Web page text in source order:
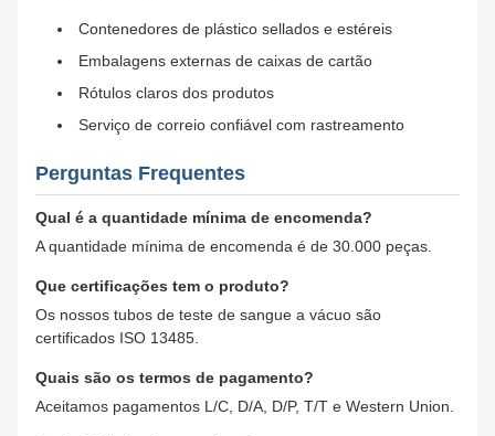
Contenedores de plástico sellados e estéreis
Embalagens externas de caixas de cartão
Rótulos claros dos produtos
Serviço de correio confiável com rastreamento
Perguntas Frequentes
Qual é a quantidade mínima de encomenda?
A quantidade mínima de encomenda é de 30.000 peças.
Que certificações tem o produto?
Os nossos tubos de teste de sangue a vácuo são
certificados ISO 13485.
Quais são os termos de pagamento?
Aceitamos pagamentos L/C, D/A, D/P, T/T e Western Union.